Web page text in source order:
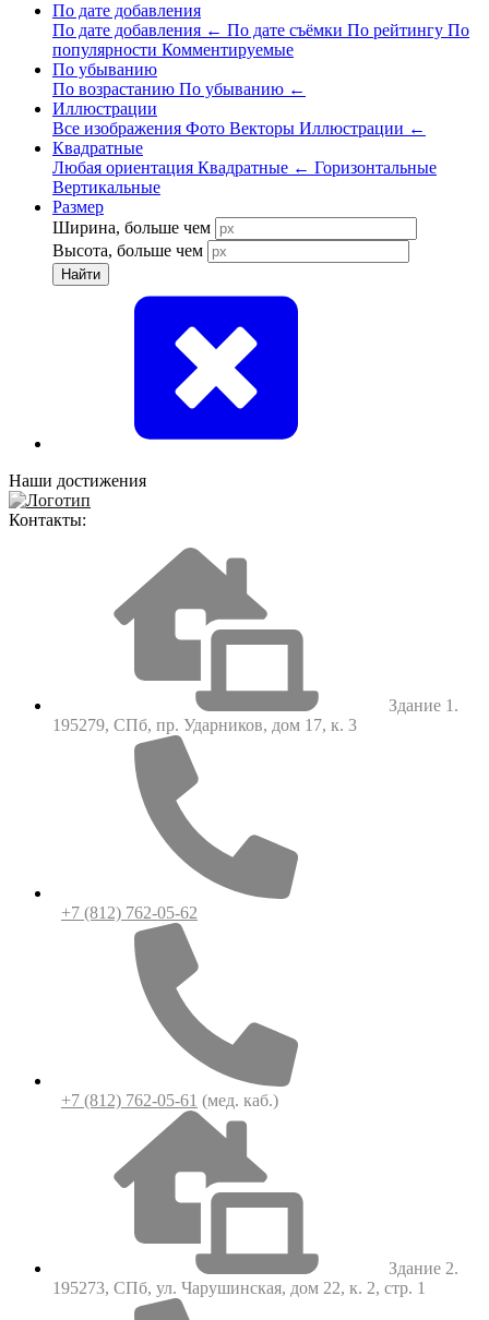
По дате добавления
По дате добавления ← По дате съёмки По рейтингу По
популярности Комментируемые
По убыванию
По возрастанию По убыванию ←
Иллюстрации
Все изображения Фото Векторы Иллюстрации ←
Квадратные
Любая ориентация Квадратные ← Горизонтальные
Вертикальные
Размер
Ширина, больше чем
Высота, больше чем
Найти
Наши достижения
Контакты:
Здание 1.
195279, СПб, пр. Ударников, дом 17, к. 3
+7 (812) 762-05-62
+7 (812) 762-05-61 (мед. каб.)
Здание 2.
195273, СПб, ул. Чарушинская, дом 22, к. 2, стр. 1